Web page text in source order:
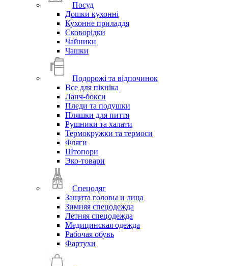
Посуд
Дошки кухонні
Кухонне приладдя
Сковорідки
Чайники
Чашки
Подорожі та відпочинок
Все для пікніка
Ланч-бокси
Пледи та подушки
Пляшки для пиття
Рушники та халати
Термокружки та термоси
Фляги
Штопори
Эко-товари
Спецодяг
Защита головы и лица
Зимняя спецодежда
Летняя спецодежда
Медицинская одежда
Рабочая обувь
Фартухи